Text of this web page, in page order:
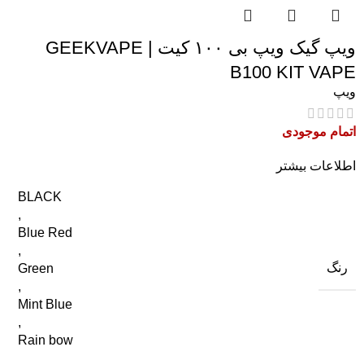
ویپ گیک ویپ بی ۱۰۰ کیت | GEEKVAPE
B100 KIT VAPE
ویپ
اتمام موجودی
اطلاعات بیشتر
رنگ
BLACK
,
Blue Red
,
Green
,
Mint Blue
,
Rain bow